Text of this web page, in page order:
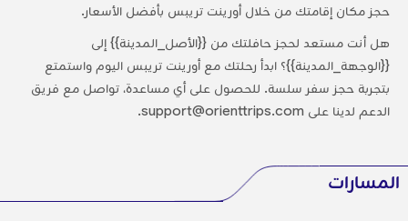
حجز مكان إقامتك من خلال أورينت تريبس بأفضل الأسعار.
هل أنت مستعد لحجز حافلتك من {{الأصل_المدينة}} إلى
{{الوجهة_المدينة}}؟ ابدأ رحلتك مع أورينت تريبس اليوم واستمتع
بتجربة حجز سفر سلسة. للحصول على أي مساعدة، تواصل مع فريق
الدعم لدينا على support@orienttrips.com.
المسارات